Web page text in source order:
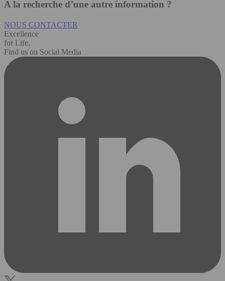
A la recherche d’une autre information ?
NOUS CONTACTER
Excellence
for Life.
Find us on Social Media